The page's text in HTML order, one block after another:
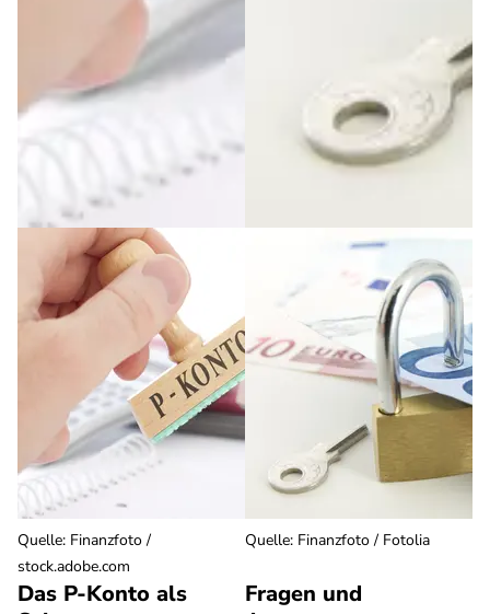
Das P-Konto als
Quelle: Finanzfoto /
stock.adobe.com
Fragen und
Quelle: Finanzfoto / Fotolia